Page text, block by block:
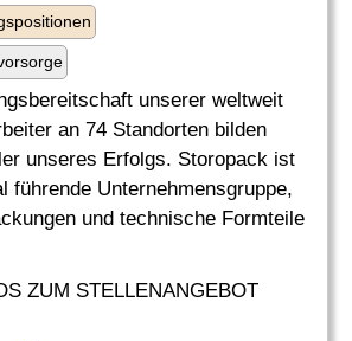
unserer weltweit
an 74 Standorten bilden
unseres Erfolgs. Storopack ist
führende Unternehmensgruppe,
und technische Formteile
ZUM STELLENANGEBOT